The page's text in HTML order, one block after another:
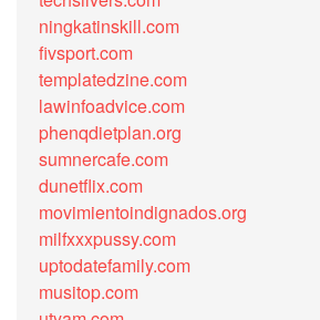
ningkatinskill.com
fivsport.com
templatedzine.com
lawinfoadvice.com
phenqdietplan.org
sumnercafe.com
dunetflix.com
movimientoindignados.org
milfxxxpussy.com
uptodatefamily.com
musitop.com